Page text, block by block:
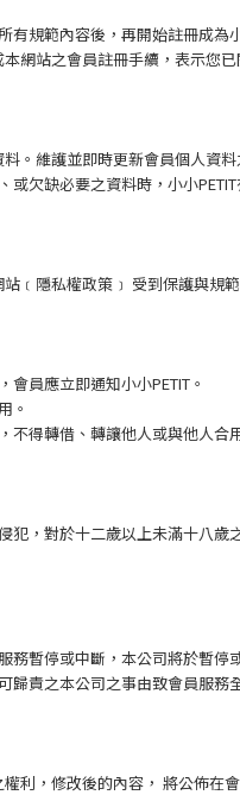
有規範內容後，再開始註冊成為
網站之會員註冊手續，表示您
。 維護並即時更新會員個人資
欠缺必要之資料時，小小
﹝隱私權政策﹞ 受到保護與規範
員應立即通知小小PETIT。
。
得轉借、轉讓他人或與他人合
，對於十二歲以上未滿十八
暫停或中斷，本公司將於暫停
責之本公司之事由致會員服
利，修改後的內容， 將公佈在